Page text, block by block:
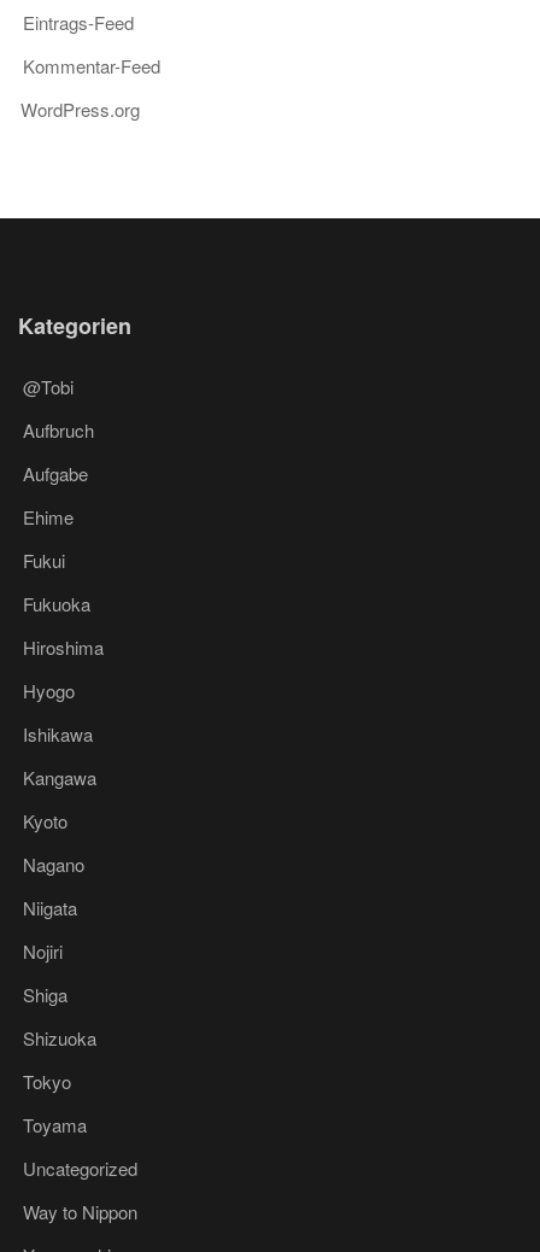
Eintrags-Feed
Kommentar-Feed
WordPress.org
Kategorien
@Tobi
Aufbruch
Aufgabe
Ehime
Fukui
Fukuoka
Hiroshima
Hyogo
Ishikawa
Kangawa
Kyoto
Nagano
Niigata
Nojiri
Shiga
Shizuoka
Tokyo
Toyama
Uncategorized
Way to Nippon